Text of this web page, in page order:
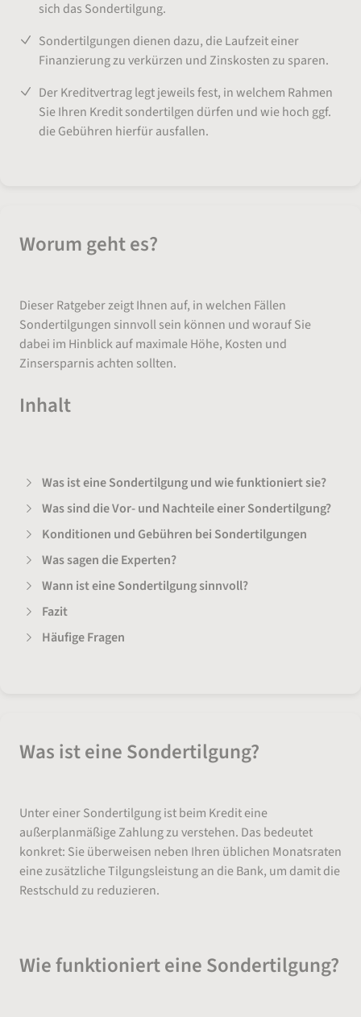
sich das Sondertilgung.
Sondertilgungen dienen dazu, die Laufzeit einer
Finanzierung zu verkürzen und Zinskosten zu sparen.
Der Kreditvertrag legt jeweils fest, in welchem Rahmen
Sie Ihren Kredit sondertilgen dürfen und wie hoch ggf.
die Gebühren hierfür ausfallen.
Worum geht es?
Dieser Ratgeber zeigt Ihnen auf, in welchen Fällen
Sondertilgungen sinnvoll sein können und worauf Sie
dabei im Hinblick auf maximale Höhe, Kosten und
Zinsersparnis achten sollten.
Inhalt
Was ist eine Sondertilgung und wie funktioniert sie?
Was sind die Vor- und Nachteile einer Sondertilgung?
Konditionen und Gebühren bei Sondertilgungen
Was sagen die Experten?
Wann ist eine Sondertilgung sinnvoll?
Fazit
Häufige Fragen
Was ist eine Sondertilgung?
Unter einer Sondertilgung ist beim Kredit eine
außerplanmäßige Zahlung zu verstehen. Das bedeutet
konkret: Sie überweisen neben Ihren üblichen Monatsraten
eine zusätzliche Tilgungsleistung an die Bank, um damit die
Restschuld zu reduzieren.
Wie funktioniert eine Sondertilgung?